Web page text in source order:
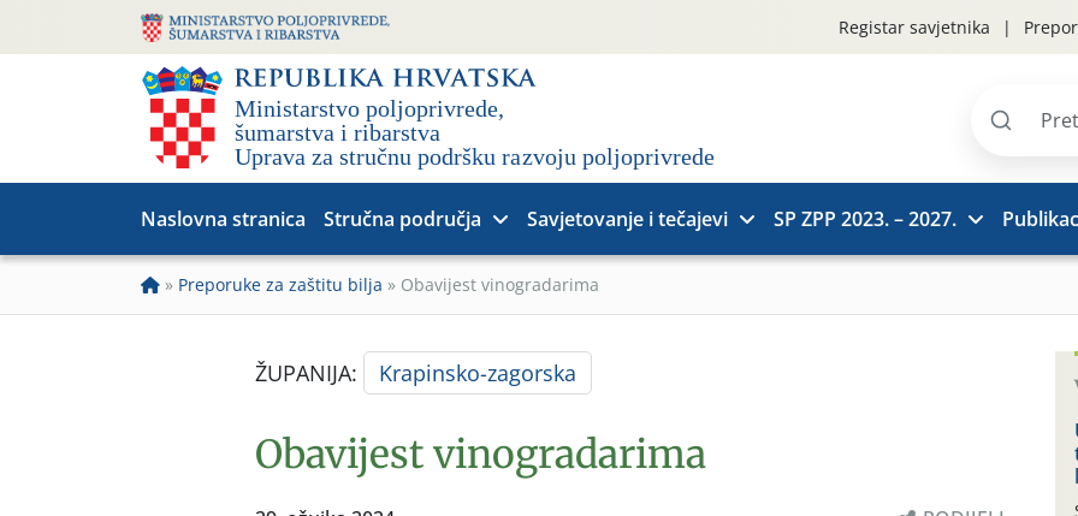
Registar savjetnika
Pretraži
Naslovna stranica Stručna područja Savjetovanje i tečajevi SP ZPP 2023. – 2027.
» Preporuke za zaštitu bilja » Obavijest vinogradarima
ŽUPANIJA: Krapinsko-zagorska
Obavijest vinogradarima